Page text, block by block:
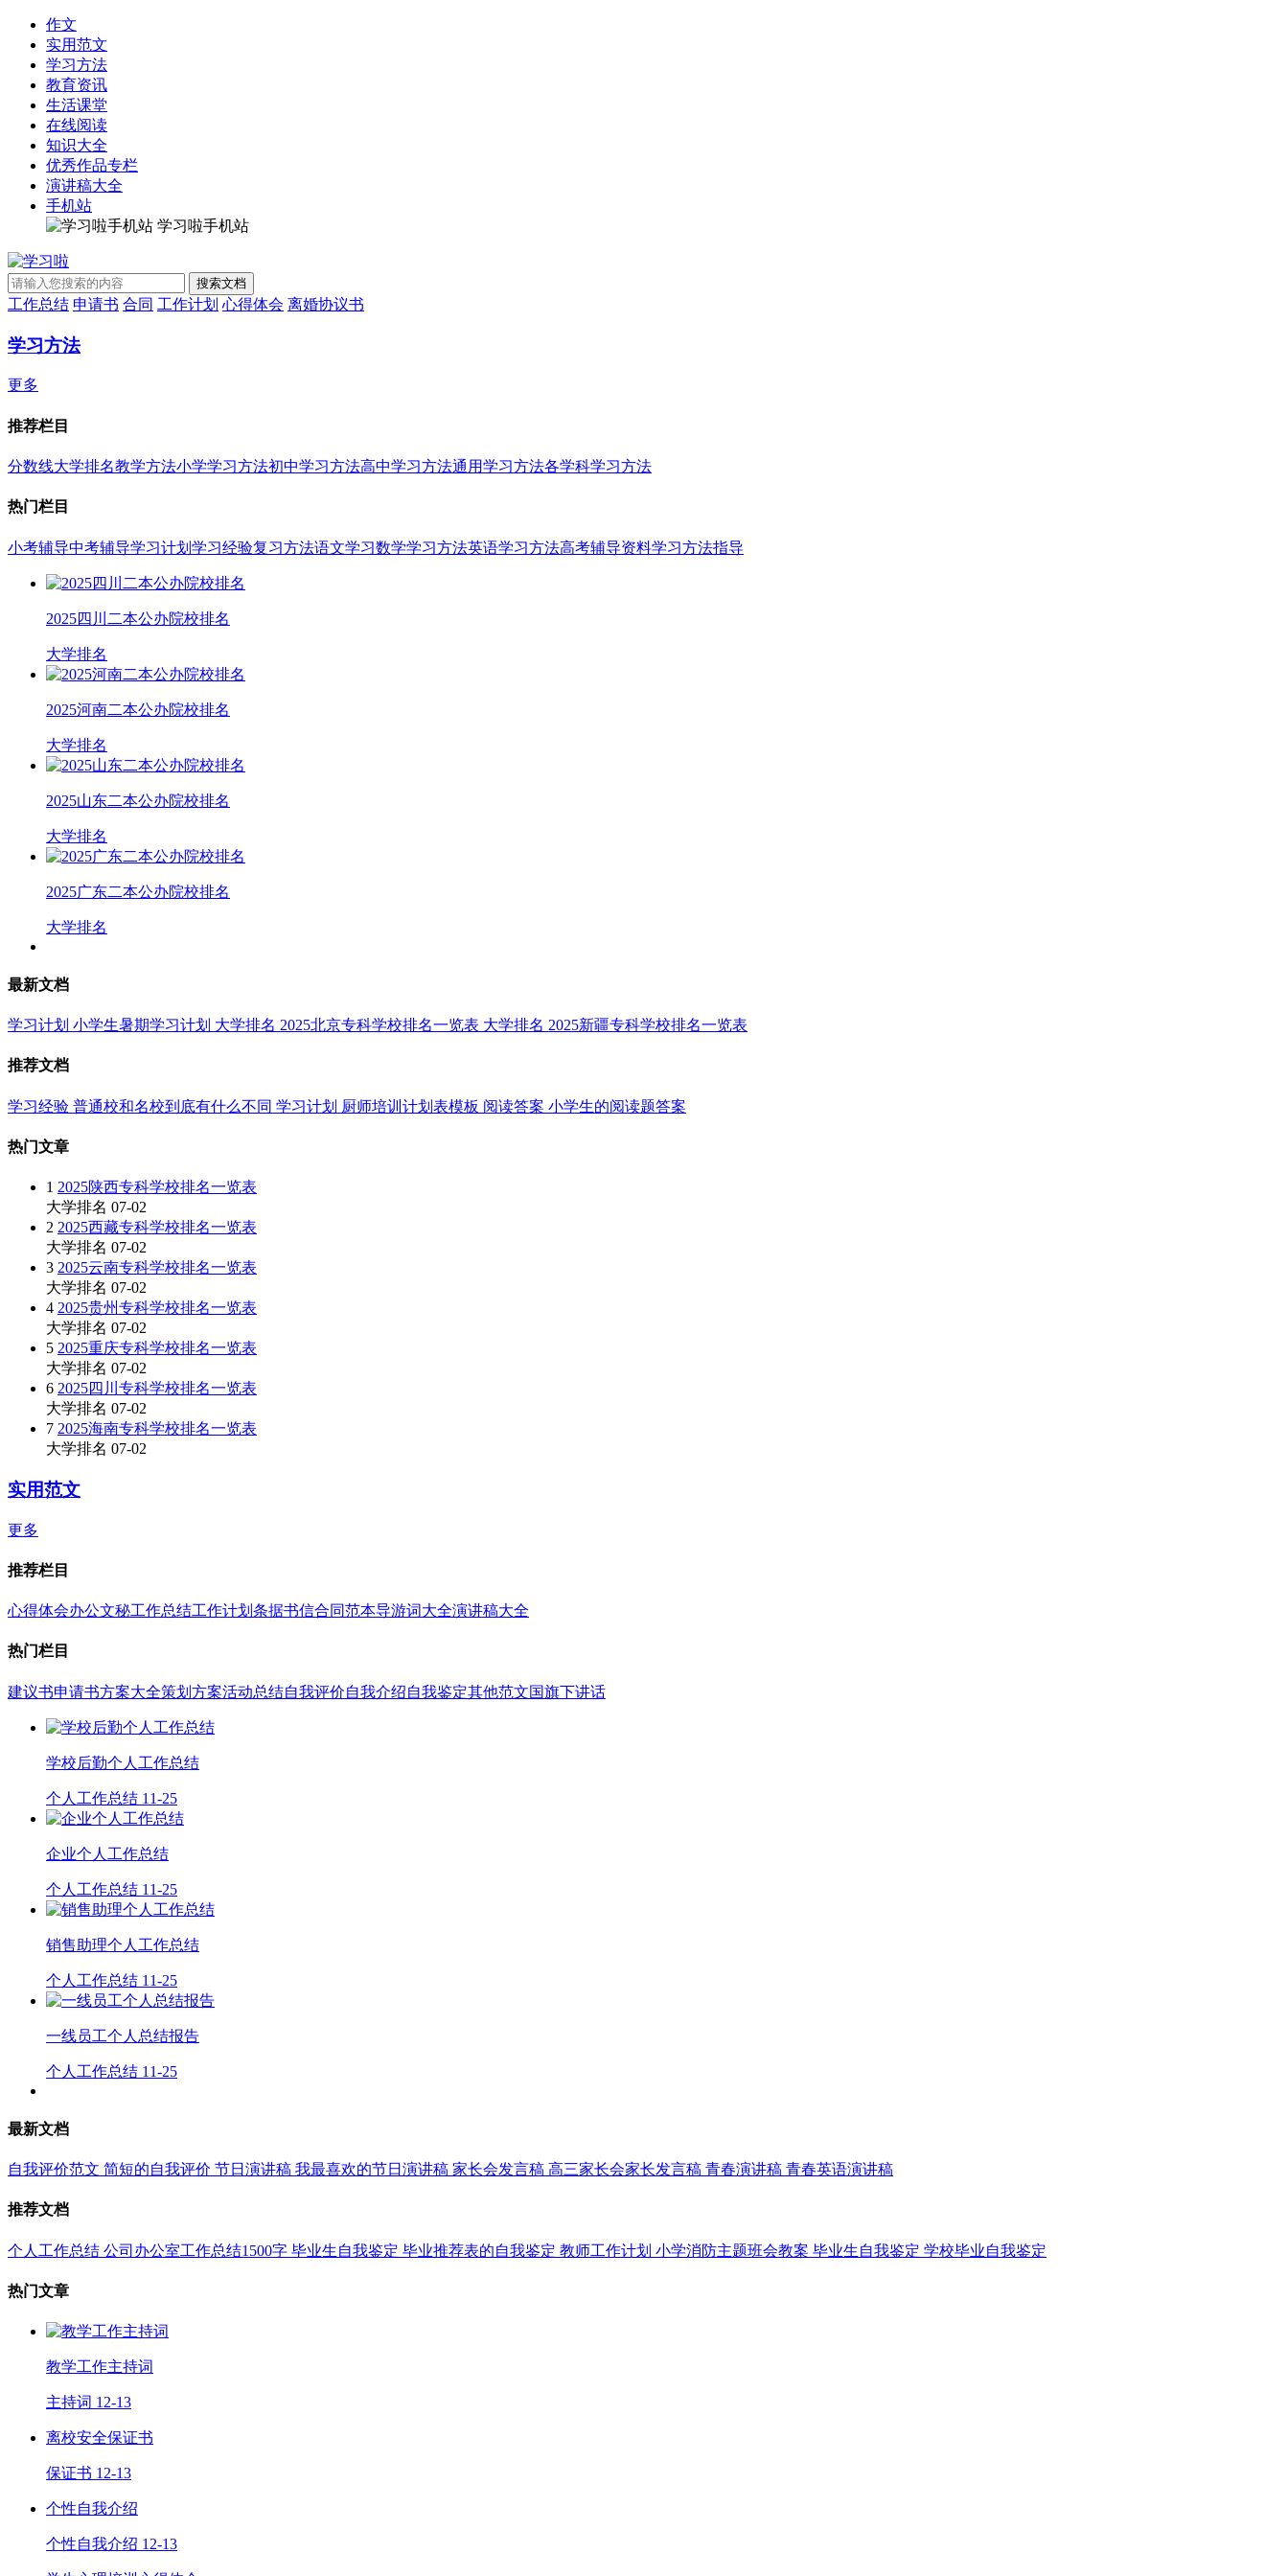
作文
实用范文
学习方法
教育资讯
生活课堂
在线阅读
知识大全
优秀作品专栏
演讲稿大全
手机站
学习啦手机站
工作总结 申请书 合同 工作计划 心得体会 离婚协议书
学习方法
更多
推荐栏目
分数线大学排名教学方法小学学习方法初中学习方法高中学习方法通用学习方法各学科学习方法
热门栏目
小考辅导中考辅导学习计划 学习经验复习方法语文学习数学学习方法英语学习方法高考辅导资料学习方法指导
2025四川二本公办院校排名
大学排名
2025河南二本公办院校排名
大学排名
2025山东二本公办院校排名
大学排名
2025广东二本公办院校排名
大学排名
最新文档
学习计划 小学生暑期学习计划 大学排名 2025北京专科学校排名一览表 大学排名 2025新疆专科学校排名一览表
推荐文档
学习经验 普通校和名校到底有什么不同 学习计划 厨师培训计划表模板 阅读答案 小学生的阅读题答案
热门文章
1 2025陕西专科学校排名一览表
大学排名 07-02
2 2025西藏专科学校排名一览表
大学排名 07-02
3 2025云南专科学校排名一览表
大学排名 07-02
4 2025贵州专科学校排名一览表
大学排名 07-02
5 2025重庆专科学校排名一览表
大学排名 07-02
6 2025四川专科学校排名一览表
大学排名 07-02
7 2025海南专科学校排名一览表
大学排名 07-02
实用范文
更多
推荐栏目
心得体会办公文秘工作总结工作计划 条据书信合同范本导游词大全演讲稿大全
热门栏目
建议书申请书方案大全策划方案活动总结自我评价自我介绍自我鉴定其他范文国旗下讲话
学校后勤个人工作总结
个人工作总结 11-25
企业个人工作总结
个人工作总结 11-25
销售助理个人工作总结
个人工作总结 11-25
一线员工个人总结报告
个人工作总结 11-25
最新文档
自我评价范文 简短的自我评价 节日演讲稿 我最喜欢的节日演讲稿 家长会发言稿 高三家长会家长发言稿 青春演讲稿 青春英语演讲稿
推荐文档
个人工作总结 公司办公室工作总结1500字 毕业生自我鉴定 毕业推荐表的自我鉴定 教师工作计划 小学消防主题班会教案 毕业生自我鉴定 学校毕业自我鉴定
热门文章
教学工作主持词
主持词 12-13
离校安全保证书
保证书 12-13
个性自我介绍
个性自我介绍 12-13